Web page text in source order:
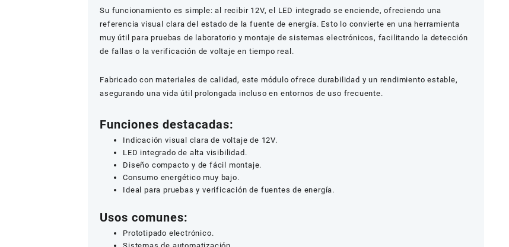
Su funcionamiento es simple: al recibir 12V, el LED integrado se enciende, ofreciendo una
referencia visual clara del estado de la fuente de energía. Esto lo convierte en una herramienta
muy útil para pruebas de laboratorio y montaje de sistemas electrónicos, facilitando la detección
de fallas o la verificación de voltaje en tiempo real.
Fabricado con materiales de calidad, este módulo ofrece durabilidad y un rendimiento estable,
asegurando una vida útil prolongada incluso en entornos de uso frecuente.
Funciones destacadas:
Indicación visual clara de voltaje de 12V.
LED integrado de alta visibilidad.
Diseño compacto y de fácil montaje.
Consumo energético muy bajo.
Ideal para pruebas y verificación de fuentes de energía.
Usos comunes:
Prototipado electrónico.
Sistemas de automatización.